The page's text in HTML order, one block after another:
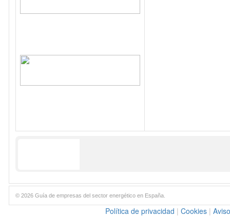
© 2026 Guía de empresas del sector energético en España.
Política de privacidad | Cookies |